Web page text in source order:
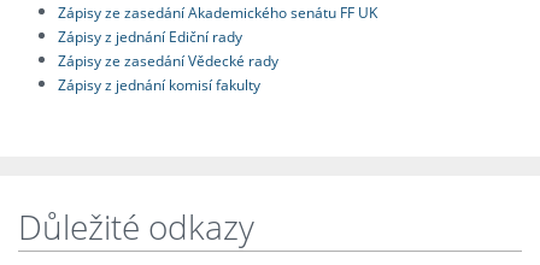
Zápisy ze zasedání Akademického senátu FF UK
Zápisy z jednání Ediční rady
Zápisy ze zasedání Vědecké rady
Zápisy z jednání komisí fakulty
Důležité odkazy